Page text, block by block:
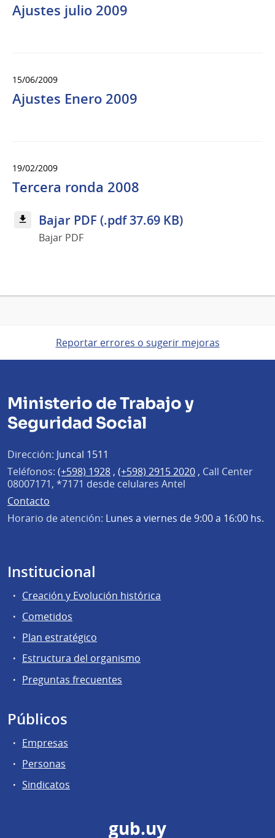
Ajustes julio 2009
15/06/2009
Ajustes Enero 2009
19/02/2009
Tercera ronda 2008
Bajar PDF (.pdf 37.69 KB)
Bajar PDF
Reportar errores o sugerir mejoras
Ministerio de Trabajo y
Seguridad Social
Dirección: Juncal 1511
Teléfonos: (+598) 1928 , (+598) 2915 2020 , Call Center
08007171, *7171 desde celulares Antel
Contacto
Horario de atención: Lunes a viernes de 9:00 a 16:00 hs.
Institucional
Creación y Evolución histórica
Cometidos
Plan estratégico
Estructura del organismo
Preguntas frecuentes
Públicos
Empresas
Personas
Sindicatos
gub.uy